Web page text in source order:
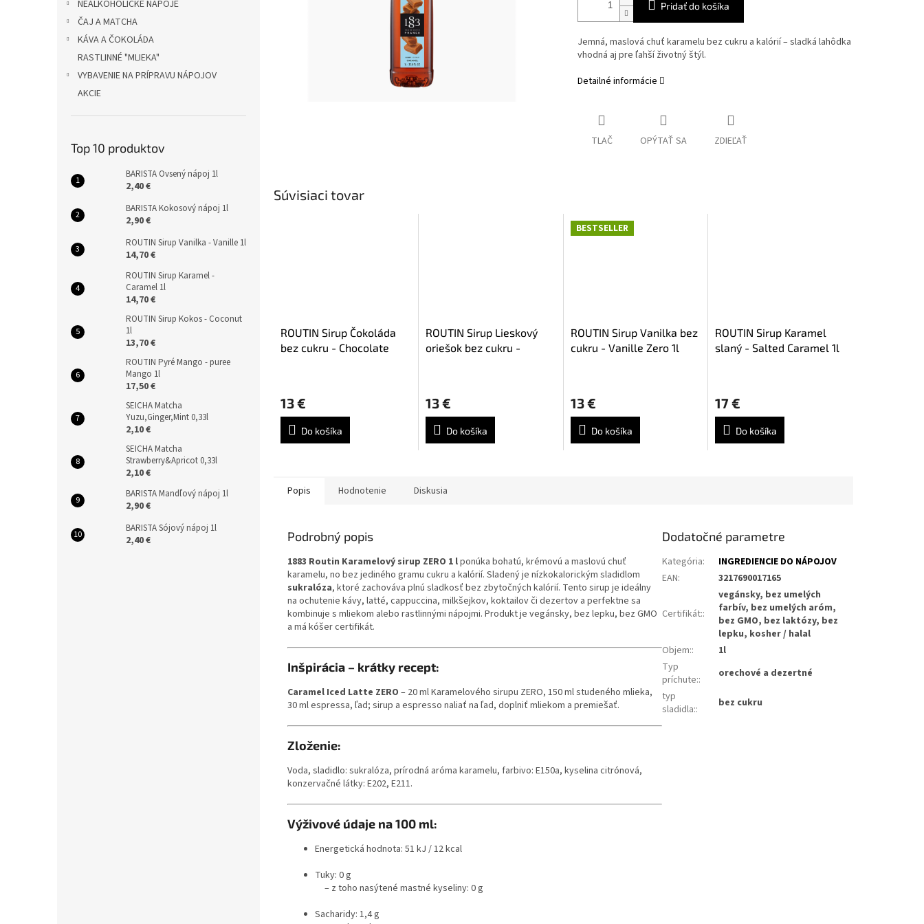
NEALKOHOLICKÉ NÁPOJE
ČAJ A MATCHA
KÁVA A ČOKOLÁDA
RASTLINNÉ "MLIEKA"
VYBAVENIE NA PRÍPRAVU NÁPOJOV
AKCIE
Top 10 produktov
BARISTA Ovsený nápoj 1l
2,40 €
BARISTA Kokosový nápoj 1l
2,90 €
ROUTIN Sirup Vanilka - Vanille 1l
14,70 €
ROUTIN Sirup Karamel -
Caramel 1l
14,70 €
ROUTIN Sirup Kokos - Coconut
1l
13,70 €
ROUTIN Pyré Mango - puree
Mango 1l
17,50 €
SEICHA Matcha
Yuzu,Ginger,Mint 0,33l
2,10 €
SEICHA Matcha
Strawberry&Apricot 0,33l
2,10 €
BARISTA Mandľový nápoj 1l
2,90 €
BARISTA Sójový nápoj 1l
2,40 €
Pridať do košíka
Jemná, maslová chuť karamelu bez cukru a kalórií – sladká lahôdka
vhodná aj pre ľahší životný štýl.
Detailné informácie
TLAČ OPÝTAŤ SA ZDIEĽAŤ
Súvisiaci tovar
ROUTIN Sirup Čokoláda
bez cukru - Chocolate
13 €
Do košíka
ROUTIN Sirup Lieskový
oriešok bez cukru -
13 €
Do košíka
BESTSELLER
ROUTIN Sirup Vanilka bez
cukru - Vanille Zero 1l
produktu
je
5,0
z
13 €
Do košíka
ROUTIN Sirup Karamel
slaný - Salted Caramel 1l
17 €
Do košíka
Popis Hodnotenie Diskusia
Podrobný popis
1883 Routin Karamelový sirup ZERO 1 lponúka bohatú, krémovú a maslovú chuť
karamelu, no bez jediného gramu cukru a kalórií. Sladený je nízkokalorickým sladidlom
sukralóza, ktoré zachováva plnú sladkosť bez zbytočných kalórií. Tento sirup je ideálny
na ochutenie kávy, latté, cappuccina, milkšejkov, koktailov či dezertov a perfektne sa
kombinuje s mliekom alebo rastlinnými nápojmi. Produkt je vegánsky, bez lepku, bez GMO
a má kóšer certifikát.
Inšpirácia – krátky recept:
Caramel Iced Latte ZERO – 20 ml Karamelového sirupu ZERO, 150 ml studeného mlieka,
30 ml espressa, ľad; sirup a espresso naliať na ľad, doplniť mliekom a premiešať.
Zloženie:
Voda, sladidlo: sukralóza, prírodná aróma karamelu, farbivo: E150a, kyselina citrónová,
konzervačné látky: E202, E211.
Výživové údaje na 100 ml:
Energetická hodnota: 51 kJ / 12 kcal
Tuky: 0 g
– z toho nasýtené mastné kyseliny: 0 g
Sacharidy: 1,4 g
Dodatočné parametre
Kategória:
INGREDIENCIE DO NÁPOJOV
EAN: 3217690017165
Certifikát::
vegánsky, bez umelých
farbív, bez umelých aróm,
bez GMO, bez laktózy, bez
lepku, kosher / halal
Objem::
1l
Typ
príchute::
orechové a dezertné
typ
sladidla:: bez cukru